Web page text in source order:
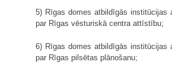
5) Rīgas domes atbildīgās institūcijas
par Rīgas vēsturiskā centra attīstību;
6) Rīgas domes atbildīgās institūcijas
par Rīgas pilsētas plānošanu;